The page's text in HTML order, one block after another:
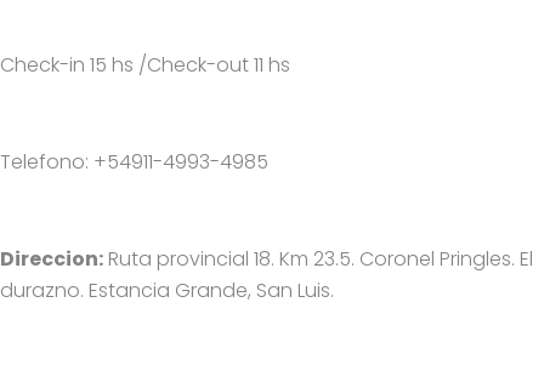
Check-in 15 hs /Check-out 11 hs
Telefono: +54911-4993-4985
Direccion: Ruta provincial 18. Km 23.5. Coronel Pringles. El
durazno. Estancia Grande, San Luis.